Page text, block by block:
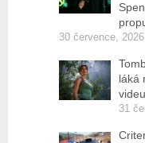
30 července, 2026
láká
videu
31